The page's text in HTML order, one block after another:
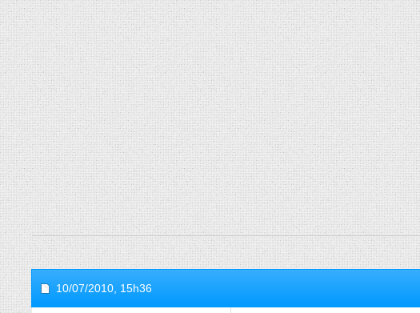
10/07/2010, 15h36